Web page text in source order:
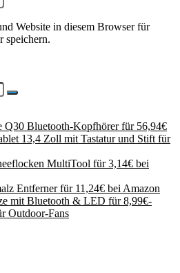
Website in diesem Browser für
speichern.
Q30 Bluetooth-Kopfhörer für 56,94€
13,4 Zoll mit Tastatur und Stift für
MultiTool für 3,14€ bei
Entferner für 11,24€ bei Amazon
mit Bluetooth & LED für 8,99€-
Outdoor-Fans